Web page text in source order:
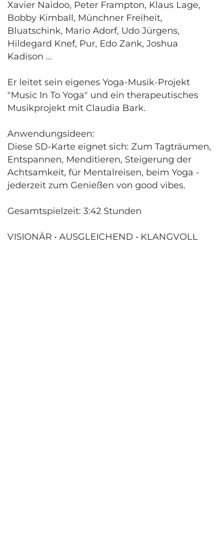
Xavier Naidoo, Peter Frampton, Klaus Lage,
Bobby Kimball, Münchner Freiheit,
Bluatschink, Mario Adorf, Udo Jürgens,
Hildegard Knef, Pur, Edo Zank, Joshua
Kadison ...
Er leitet sein eigenes Yoga-Musik-Projekt
"Music In To Yoga" und ein therapeutisches
Musikprojekt mit Claudia Bark.
Anwendungsideen:
Diese SD-Karte eignet sich: Zum Tagträumen,
Entspannen, Menditieren, Steigerung der
Achtsamkeit, für Mentalreisen, beim Yoga -
jederzeit zum Genießen von good vibes.
Gesamtspielzeit: 3:42 Stunden
VISIONÄR • AUSGLEICHEND • KLANGVOLL